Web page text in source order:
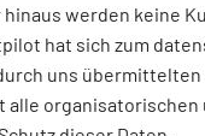
hinaus werden keine
hat sich zum
uns
organisatorischen